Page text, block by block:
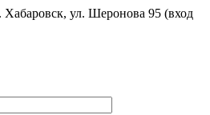
Хабаровск, ул. Шеронова 95 (вход